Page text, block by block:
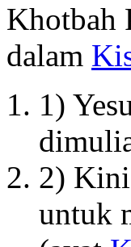
Khotbah
dalam
1)
2) Kini
untuk